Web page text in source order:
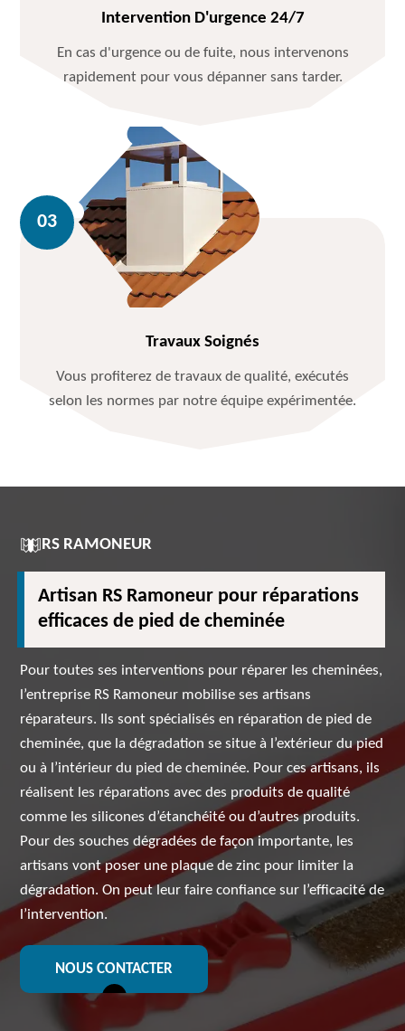
Intervention D'urgence 24/7
En cas d'urgence ou de fuite, nous intervenons
rapidement pour vous dépanner sans tarder.
Travaux Soignés
Vous profiterez de travaux de qualité, exécutés
selon les normes par notre équipe expérimentée.
RS RAMONEUR
Artisan RS Ramoneur pour réparations
efficaces de pied de cheminée
Pour toutes ses interventions pour réparer les cheminées,
l’entreprise RS Ramoneur mobilise ses artisans
réparateurs. Ils sont spécialisés en réparation de pied de
cheminée, que la dégradation se situe à l’extérieur du pied
ou à l’intérieur du pied de cheminée. Pour ces artisans, ils
réalisent les réparations avec des produits de qualité
comme les silicones d’étanchéité ou d’autres produits.
Pour des souches dégradées de façon importante, les
artisans vont poser une plaque de zinc pour limiter la
dégradation. On peut leur faire confiance sur l’efficacité de
l’intervention.
NOUS CONTACTER